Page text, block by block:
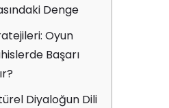
Denge
Oyun
Başarı
Diyaloğun Dili